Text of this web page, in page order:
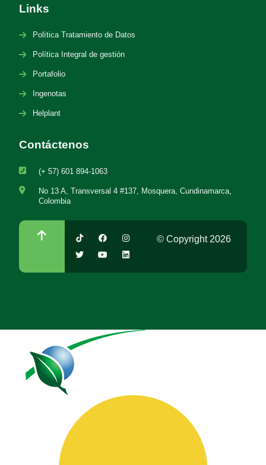
Links
Política Tratamiento de Datos
Política Integral de gestión
Portafolio
Ingenotas
Helplant
Contáctenos
(+ 57) 601 894-1063
No 13 A, Transversal 4 #137, Mosquera, Cundinamarca,
Colombia
© Copyright 2026